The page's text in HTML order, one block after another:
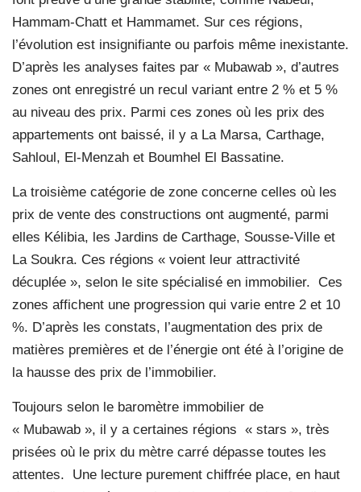
Hammam-Chatt et Hammamet. Sur ces régions,
l’évolution est insignifiante ou parfois même inexistante.
D’après les analyses faites par « Mubawab », d’autres
zones ont enregistré un recul variant entre 2 % et 5 %
au niveau des prix. Parmi ces zones où les prix des
appartements ont baissé, il y a La Marsa, Carthage,
Sahloul, El-Menzah et Boumhel El Bassatine.
La troisième catégorie de zone concerne celles où les
prix de vente des constructions ont augmenté, parmi
elles Kélibia, les Jardins de Carthage, Sousse-Ville et
La Soukra. Ces régions « voient leur attractivité
décuplée », selon le site spécialisé en immobilier.
Ces
zones affichent une progression qui varie entre 2 et 10
%. D’après les constats, l’augmentation des prix de
matières premières et de l’énergie ont été à l’origine de
la hausse des prix de l’immobilier.
Toujours selon le baromètre immobilier de
« Mubawab », il y a certaines régions « stars », très
prisées où le prix du mètre carré dépasse toutes les
attentes.
Une lecture purement chiffrée place, en haut